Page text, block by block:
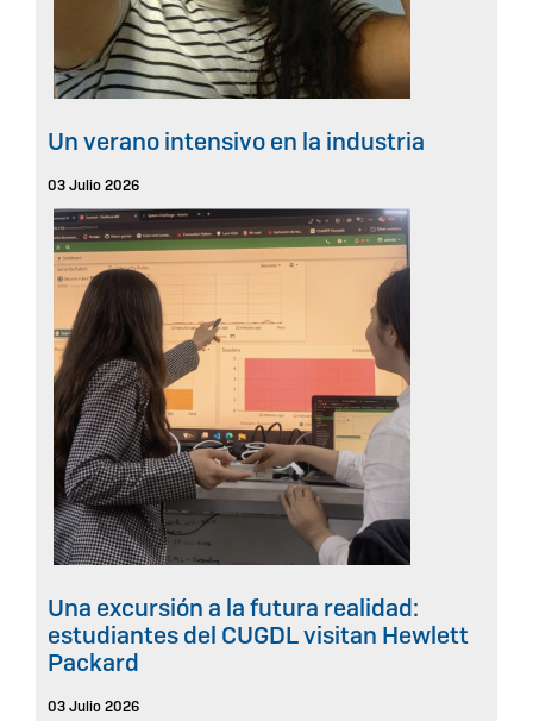
Un verano intensivo en la industria
03 Julio 2026
Una excursión a la futura realidad:
estudiantes del CUGDL visitan Hewlett
Packard
03 Julio 2026